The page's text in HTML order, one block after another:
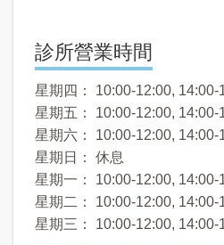
診所營業時間
星期四： 10:00-12:00, 14:00-
星期五： 10:00-12:00, 14:00-
星期六： 10:00-12:00, 14:00-
星期日： 休息
星期一： 10:00-12:00, 14:00-
星期二： 10:00-12:00, 14:00-
星期三： 10:00-12:00, 14:00-